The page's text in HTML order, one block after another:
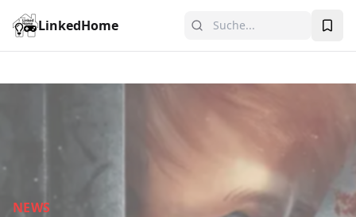
LinkedHome
NEWS